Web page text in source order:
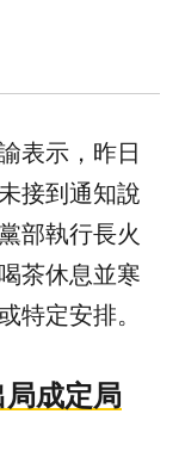
表示，昨日
接到通知說
部執行長火
茶休息並寒
特定安排。
成定局